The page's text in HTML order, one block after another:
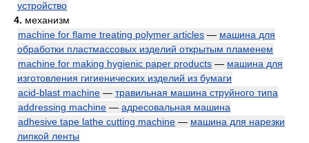
устройство
4. механизм
machine for flame treating polymer articles — машина для
обработки пластмассовых изделий открытым пламенем
machine for making hygienic paper products — машина для
изготовления гигиенических изделий из бумаги
acid-blast machine — травильная машина струйного типа
addressing machine — адресовальная машина
adhesive tape lathe cutting machine — машина для нарезки
липкой ленты